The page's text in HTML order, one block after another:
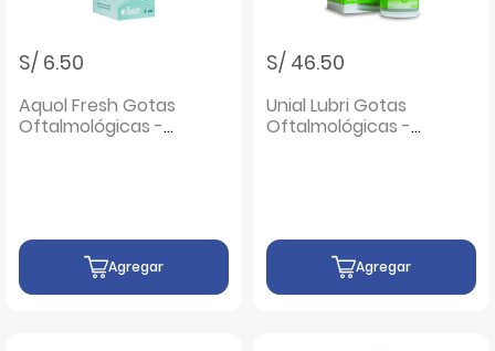
S/ 6.50
Aquol Fresh Gotas
Oftalmológicas -
Agregar
S/ 46.50
Unial Lubri Gotas
Oftalmológicas -
Agregar